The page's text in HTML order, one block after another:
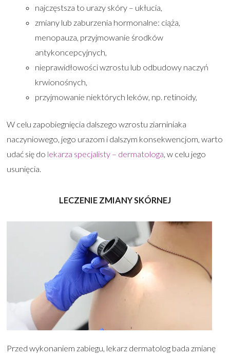
najczęstsza to urazy skóry – ukłucia,
zmiany lub zaburzenia hormonalne: ciąża,
menopauza, przyjmowanie środków
antykoncepcyjnych,
nieprawidłowości wzrostu lub odbudowy naczyń
krwionośnych,
przyjmowanie niektórych leków, np. retinoidy,
W celu zapobiegnięcia dalszego wzrostu ziarniniaka
naczyniowego, jego urazom i dalszym konsekwencjom, warto
udać się do lekarza specjalisty – dermatologa, w celu jego
usunięcia.
LECZENIE ZMIANY SKÓRNEJ
Przed wykonaniem zabiegu, lekarz dermatolog bada zmianę